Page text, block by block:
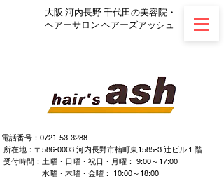
大阪 河内長野 千代田の美容院・
ヘアーサロン ヘアーズアッシュ
電話番号：0721-53-3288
所在地：〒586-0003 河内長野市楠町東1585-3 辻ビル１階
​ ​受付時間：土曜・日曜・祝日・月曜： 9:00～17:00
水曜・木曜・金曜： 10:00～18:00